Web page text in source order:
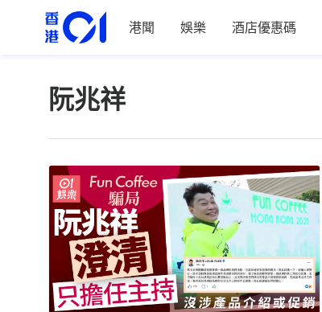
港聞 娛樂 酒店優惠碼
阮兆祥